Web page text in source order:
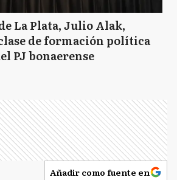
La Plata, Julio Alak,
de formación política
PJ bonaerense
Añadir como fuente en